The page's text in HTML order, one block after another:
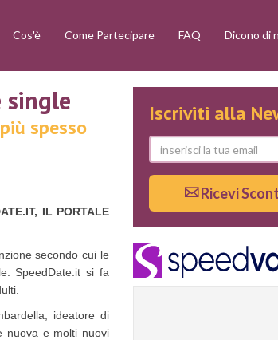
Cos'è Come Partecipare FAQ Dicono di
single
spesso
IL PORTALE
secondo cui le
SpeedDate.it si fa
ideatore di
nuova e molti nuovi
Iscriviti alla
Ricevi